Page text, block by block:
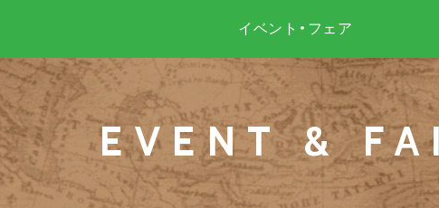
イベント・フェア
EVENT &